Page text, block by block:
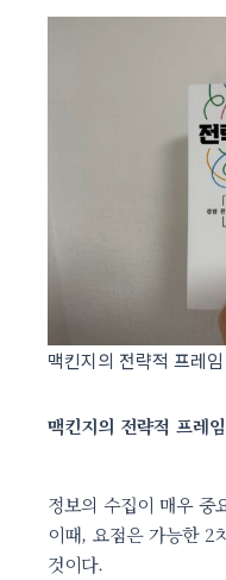
맥킨지의 전략적 프레
맥킨지의 전략적 프레
정보의 수집이 매우 중
이때, 요점은 가능한 2
것이다.